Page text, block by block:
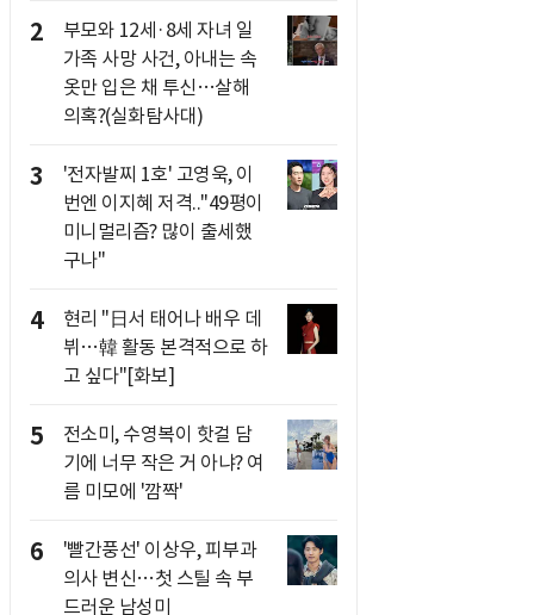
2
부모와 12세·8세 자녀 일
가족 사망 사건, 아내는 속
옷만 입은 채 투신…살해
의혹?(실화탐사대)
3
'전자발찌 1호' 고영욱, 이
번엔 이지혜 저격.."49평이
미니멀리즘? 많이 출세했
구나"
4
현리 "日서 태어나 배우 데
뷔…韓 활동 본격적으로 하
고 싶다"[화보]
5
전소미, 수영복이 핫걸 담
기에 너무 작은 거 아냐? 여
름 미모에 '깜짝'
6
'빨간풍선' 이상우, 피부과
의사 변신…첫 스틸 속 부
드러운 남성미